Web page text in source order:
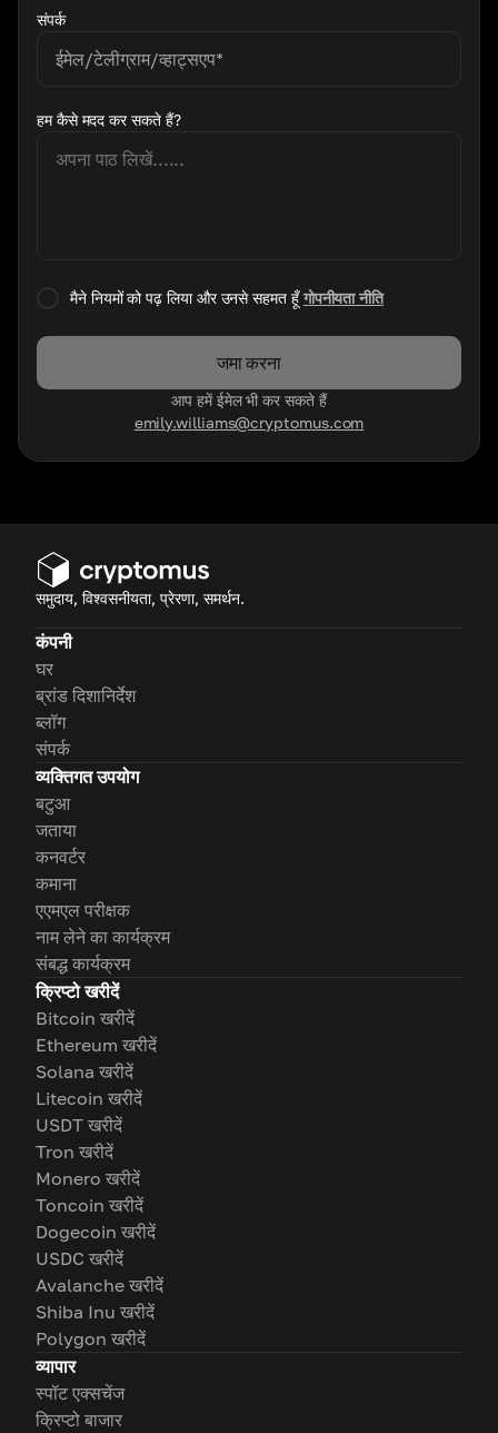
संपर्क
हम कैसे मदद कर सकते हैं?
मैने नियमों को पढ़ लिया और उनसे सहमत हूँ गोपनीयता नीति
जमा करना
आप हमें ईमेल भी कर सकते हैं
emily.williams@cryptomus.com
समुदाय, विश्वसनीयता, प्रेरणा, समर्थन.
कंपनी
घर
ब्रांड दिशानिर्देश
ब्लॉग
संपर्क
व्यक्तिगत उपयोग
बटुआ
जताया
कनवर्टर
कमाना
एएमएल परीक्षक
नाम लेने का कार्यक्रम
संबद्ध कार्यक्रम
क्रिप्टो खरीदें
Bitcoin खरीदें
Ethereum खरीदें
Solana खरीदें
Litecoin खरीदें
USDT खरीदें
Tron खरीदें
Monero खरीदें
Toncoin खरीदें
Dogecoin खरीदें
USDC खरीदें
Avalanche खरीदें
Shiba Inu खरीदें
Polygon खरीदें
व्यापार
स्पॉट एक्सचेंज
क्रिप्टो बाजार